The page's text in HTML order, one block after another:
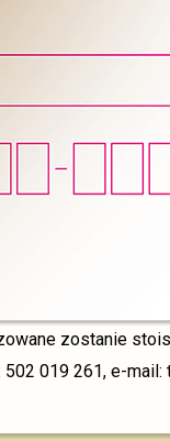
zostanie
019 261, e-